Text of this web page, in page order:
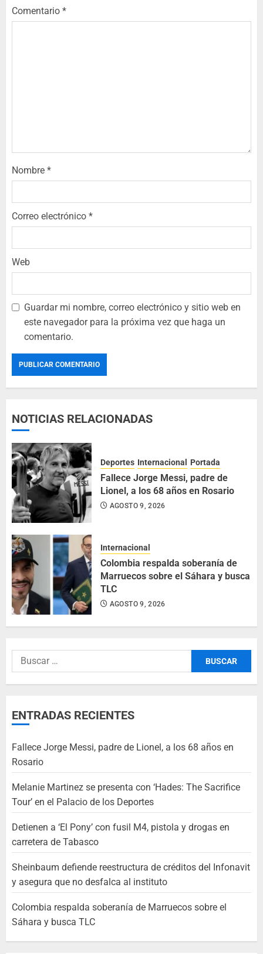
Comentario *
Nombre *
Correo electrónico *
Web
Guardar mi nombre, correo electrónico y sitio web en
este navegador para la próxima vez que haga un
comentario.
NOTICIAS RELACIONADAS
Deportes Internacional Portada
Fallece Jorge Messi, padre de
Lionel, a los 68 años en Rosario
AGOSTO 9, 2026
Internacional
Colombia respalda soberanía de
Marruecos sobre el Sáhara y busca
TLC
AGOSTO 9, 2026
ENTRADAS RECIENTES
Fallece Jorge Messi, padre de Lionel, a los 68 años en
Rosario
Melanie Martinez se presenta con ‘Hades: The Sacrifice
Tour’ en el Palacio de los Deportes
Detienen a ‘El Pony’ con fusil M4, pistola y drogas en
carretera de Tabasco
Sheinbaum defiende reestructura de créditos del Infonavit
y asegura que no desfalca al instituto
Colombia respalda soberanía de Marruecos sobre el
Sáhara y busca TLC